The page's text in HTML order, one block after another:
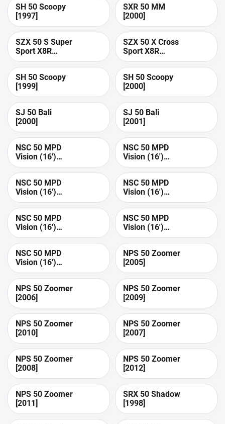
SH 50 Scoopy
[1997]
SXR 50 MM
[2000]
SZX 50 S Super
Sport X8R
[2002]
SZX 50 X Cross
Sport X8R
[2002]
SH 50 Scoopy
[1999]
SH 50 Scoopy
[2000]
SJ 50 Bali
[2000]
SJ 50 Bali
[2001]
NSC 50 MPD
Vision (16')
[2013]
NSC 50 MPD
Vision (16')
[2014]
NSC 50 MPD
Vision (16')
[2012]
NSC 50 MPD
Vision (16')
[2015]
NSC 50 MPD
Vision (16')
[2016]
NSC 50 MPD
Vision (16')
[2017]
NSC 50 MPD
Vision (16')
[2018]
NPS 50 Zoomer
[2005]
NPS 50 Zoomer
[2006]
NPS 50 Zoomer
[2009]
NPS 50 Zoomer
[2010]
NPS 50 Zoomer
[2007]
NPS 50 Zoomer
[2008]
NPS 50 Zoomer
[2012]
NPS 50 Zoomer
[2011]
SRX 50 Shadow
[1998]